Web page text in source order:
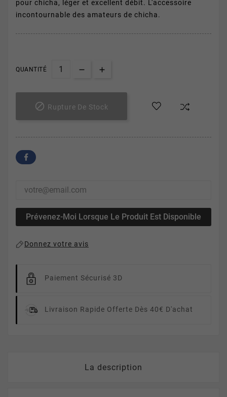
pour chicha, léger et excellent débit. L'accessoire
incontournable des amateurs de chicha.
QUANTITÉ
 Rupture De Stock
Prévenez-Moi Lorsque Le Produit Est Disponible
Donnez votre avis
Paiement Sécurisé 3D
Livraison Rapide Offerte Dès 40€ D'achat
La description